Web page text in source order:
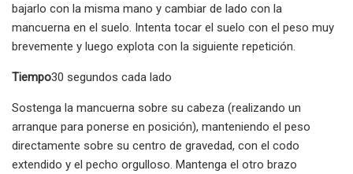
bajarlo con la misma mano y cambiar de lado con la
mancuerna en el suelo. Intenta tocar el suelo con el peso muy
brevemente y luego explota con la siguiente repetición.
Tiempo30 segundos cada lado
Sostenga la mancuerna sobre su cabeza (realizando un
arranque para ponerse en posición), manteniendo el peso
directamente sobre su centro de gravedad, con el codo
extendido y el pecho orgulloso. Mantenga el otro brazo